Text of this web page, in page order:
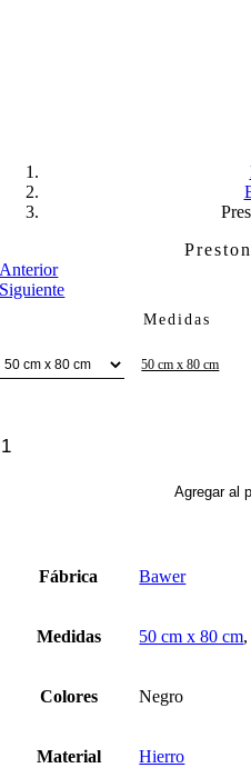
Anterior
Siguiente
Medidas
50 cm x 80 cm
Agregar al
Fábrica Bawer
Medidas 50 cm x 80 cm
Colores Negro
Material Hierro